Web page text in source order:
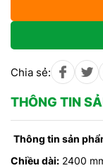
Chia sẻ:
THÔNG TIN
Thông tin sản
Chiều dài: 2400